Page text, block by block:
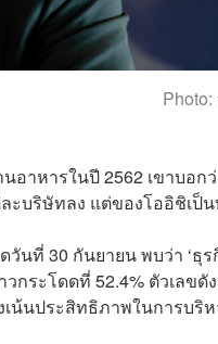
าหารในปี 2562 เขาบอ
ะบริษัทลง แต่ของโออิชิเป็น
นที่ 30 กันยายน พบว่า ‘ธุ
กระโดดที่ 52.4% ตัวเลข
น้นประสิทธิภาพในการบริ